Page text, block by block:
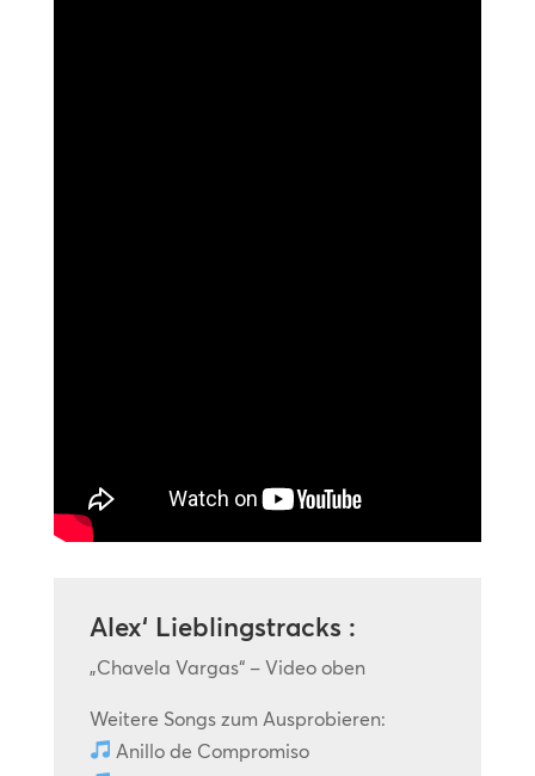
Alex‘ Lieblingstracks :
„Chavela Vargas“ – Video oben
Weitere Songs zum Ausprobieren:
Anillo de Compromiso